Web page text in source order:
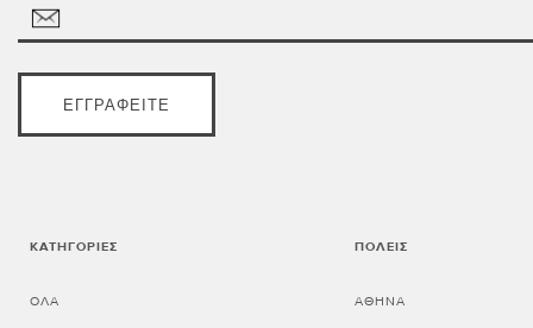
ΕΓΓΡΑΦΕΊΤΕ
ΚΑΤΗΓΟΡΊΕΣ
ΌΛΑ
ΠΌΛΕΙΣ
ΑΘΗΝΑ